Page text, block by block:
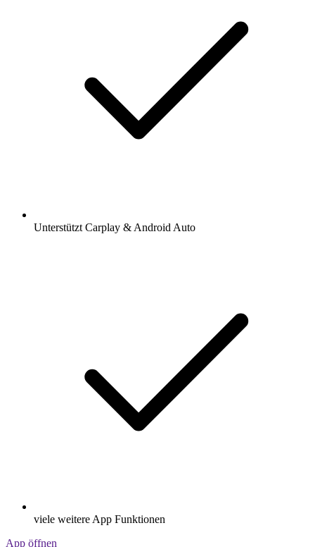
Unterstützt Carplay & Android Auto
viele weitere App Funktionen
App öffnen